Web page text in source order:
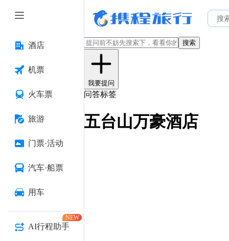
酒店
机票
火车票
旅游
门票·活动
汽车·船票
用车
AI行程助手
NEW
搜索
我要提问
问答标签
五台山万豪酒店